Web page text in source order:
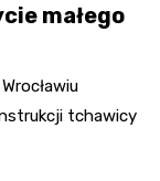
małego
tchawicy